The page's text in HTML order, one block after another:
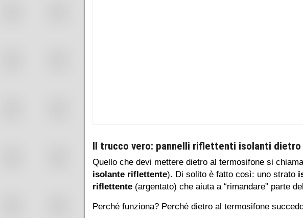
Il trucco vero: pannelli riflettenti isolanti
Quello che devi mettere dietro al termosifone si
isolante riflettente). Di solito è fatto così: uno strato
riflettente (argentato) che aiuta a “rimandare” parte
Perché funziona? Perché dietro al termosifone